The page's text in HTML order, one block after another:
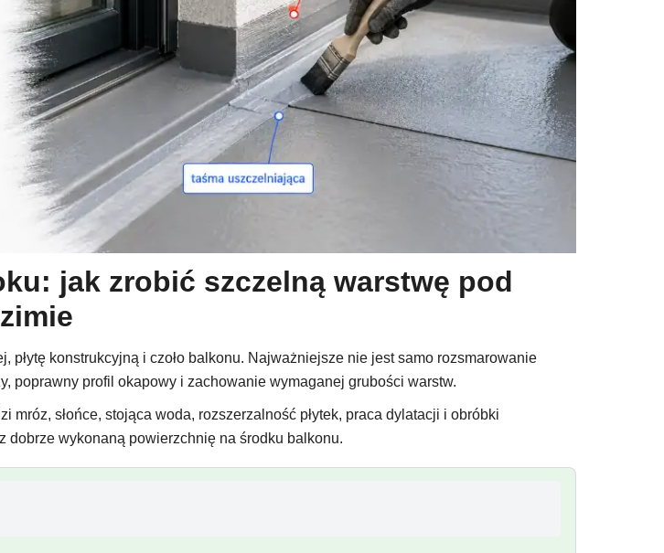
jak zrobić szczelną warstwę pod
konstrukcyjną i czoło balkonu. Najważniejsze nie jest samo rozsmarowanie
poprawny profil okapowy i zachowanie wymaganej grubości warstw.
mróz, słońce, stojąca woda, rozszerzalność płytek, praca dylatacji i obróbki
wykonaną powierzchnię na środku balkonu.